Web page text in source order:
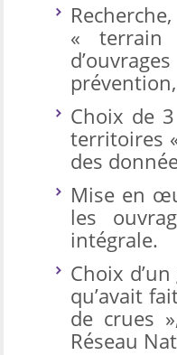
« terrain
Choix de
territoires
des
Mise en
les
intégrale.
Choix
qu’avait
de crues
Réseau